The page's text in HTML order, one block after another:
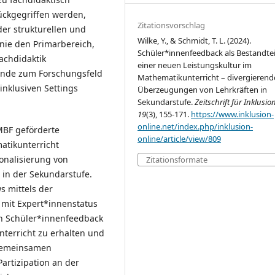
werden,
strukturellen und
den Primarbereich,
zum Forschungsfeld
Settings
geförderte
von
der Sekundarstufe.
mittels der
Expert*innenstatus
Schüler*innenfeedback
zu erhalten und
an der
Zitationsvorschlag
Wilke, Y., & Schmidt, T. L. (2024).
Schüler*innenfeedback als
einer neuen Leistungskultur im
Mathematikunterricht –
Überzeugungen von Lehrkräften in
Sekundarstufe.Zeitschrift für
19(3), 155-171. https://www.inklusion-
online.net/index.php/inklusion-
online/article/view/809
Zitationsformate